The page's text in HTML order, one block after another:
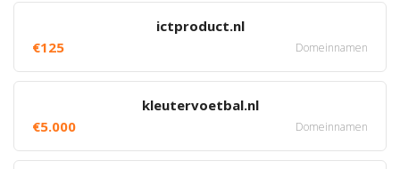
ictproduct.nl
€125
Domeinnamen
kleutervoetbal.nl
€5.000
Domeinnamen